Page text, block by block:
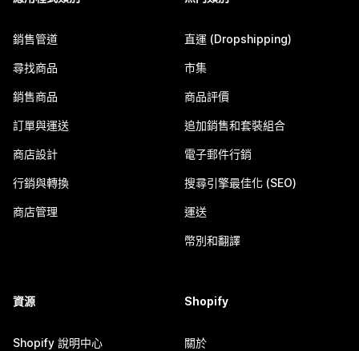
銷售管道
尋找商品
銷售商品
訂單與運送
商店設計
行銷與轉換
商店管理
直運 (Dropshipping)
市集
商品評價
追加銷售和套裝組合
電子郵件行銷
搜尋引擎最佳化 (SEO)
運送
幣別和翻譯
資源
Shopify 說明中心
Shopify
關於